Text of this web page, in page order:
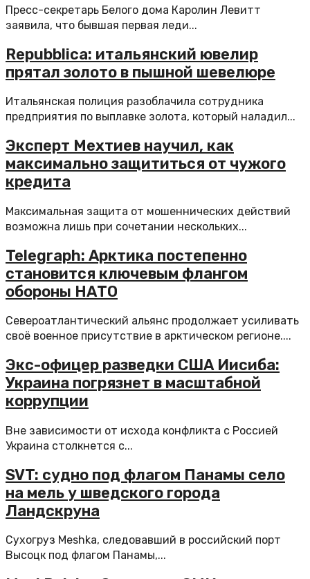
Пресс-секретарь Белого дома Каролин Левитт
заявила, что бывшая первая леди...
Repubblica: итальянский ювелир
прятал золото в пышной шевелюре
Итальянская полиция разоблачила сотрудника
предприятия по выплавке золота, который наладил...
Эксперт Мехтиев научил, как
максимально защититься от чужого
кредита
Максимальная защита от мошеннических действий
возможна лишь при сочетании нескольких...
Telegraph: Арктика постепенно
становится ключевым флангом
обороны НАТО
Североатлантический альянс продолжает усиливать
своё военное присутствие в арктическом регионе....
Экс-офицер разведки США Иисиба:
Украина погрязнет в масштабной
коррупции
Вне зависимости от исхода конфликта с Россией
Украина столкнется с...
SVT: судно под флагом Панамы село
на мель у шведского города
Ландскруна
Сухогруз Meshka, следовавший в российский порт
Высоцк под флагом Панамы,...